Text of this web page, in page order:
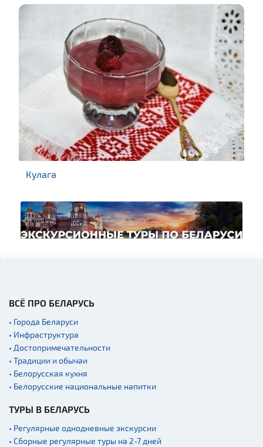
Кулага
ВСЁ ПРО БЕЛАРУСЬ
• Города Беларуси
• Инфраструктура
• Достопримечательности
• Традиции и обычаи
• Белорусская кухня
• Белорусские национальные напитки
ТУРЫ В БЕЛАРУСЬ
• Регулярные однодневные экскурсии
• Сборные регулярные туры на 2-7 дней